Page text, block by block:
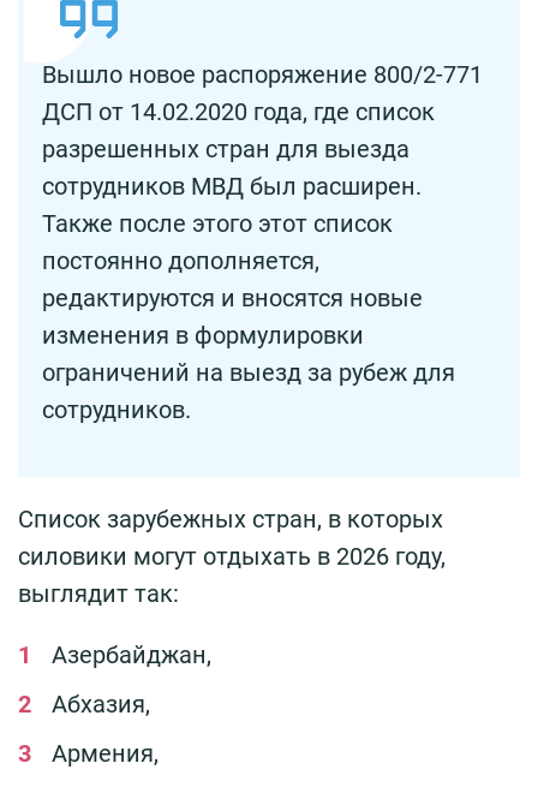
Вышло новое распоряжение 800/2-771
ДСП от 14.02.2020 года, где список
разрешенных стран для выезда
сотрудников МВД был расширен.
Также после этого этот список
постоянно дополняется,
редактируются и вносятся новые
изменения в формулировки
ограничений на выезд за рубеж для
сотрудников.
Список зарубежных стран, в которых
силовики могут отдыхать в 2026 году,
выглядит так:
Азербайджан,
Абхазия,
Армения,